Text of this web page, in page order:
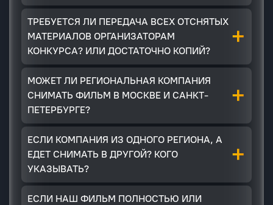
ТРЕБУЕТСЯ ЛИ ПЕРЕДАЧА ВСЕХ ОТСНЯТЫХ
МАТЕРИАЛОВ ОРГАНИЗАТОРАМ
КОНКУРСА? ИЛИ ДОСТАТОЧНО КОПИЙ?
+
МОЖЕТ ЛИ РЕГИОНАЛЬНАЯ КОМПАНИЯ
СНИМАТЬ ФИЛЬМ В МОСКВЕ И САНКТ-
ПЕТЕРБУРГЕ?
+
ЕСЛИ КОМПАНИЯ ИЗ ОДНОГО РЕГИОНА, А
ЕДЕТ СНИМАТЬ В ДРУГОЙ? КОГО
УКАЗЫВАТЬ?
+
ЕСЛИ НАШ ФИЛЬМ ПОЛНОСТЬЮ ИЛИ